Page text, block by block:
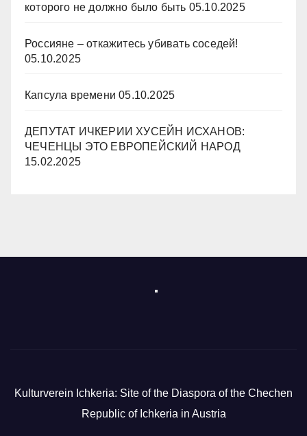
которого не должно было быть 05.10.2025
Россияне – откажитесь убивать соседей!
05.10.2025
Капсула времени 05.10.2025
ДЕПУТАТ ИЧКЕРИИ ХУСЕЙН ИСХАНОВ:
ЧЕЧЕНЦЫ ЭТО ЕВРОПЕЙСКИЙ НАРОД
15.02.2025
Kulturverein Ichkeria: Site of the Diaspora of the Chechen
Republic of Ichkeria in Austria